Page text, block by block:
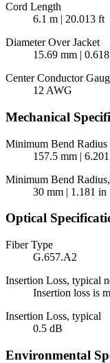
Cord Length
6.1 m | 20.013 ft
Diameter Over Jacket
15.69 mm |
Center Conductor
12 AWG
Mechanical
Minimum Bend Radius
157.5 mm |
Minimum Bend
30 mm | 1.181 in
Optical
Fiber Type
G.657.A2
Insertion Loss, typical
Insertion loss is
Insertion Loss, typical
0.5 dB
Environmental